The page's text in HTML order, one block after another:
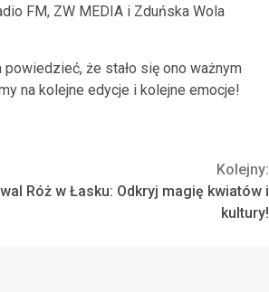
FM, ZW MEDIA i Zduńska Wola
że stało się ono ważnym
na kolejne edycje i kolejne emocje!
Kolejny:
Róż w Łasku: Odkryj magię kwiatów i
kultury!